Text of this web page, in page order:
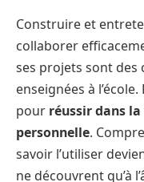
Construire et
collaborer
ses projets sont
enseignées à
pour réussir dans
personnelle.
savoir l’utiliser
ne découvrent qu’à